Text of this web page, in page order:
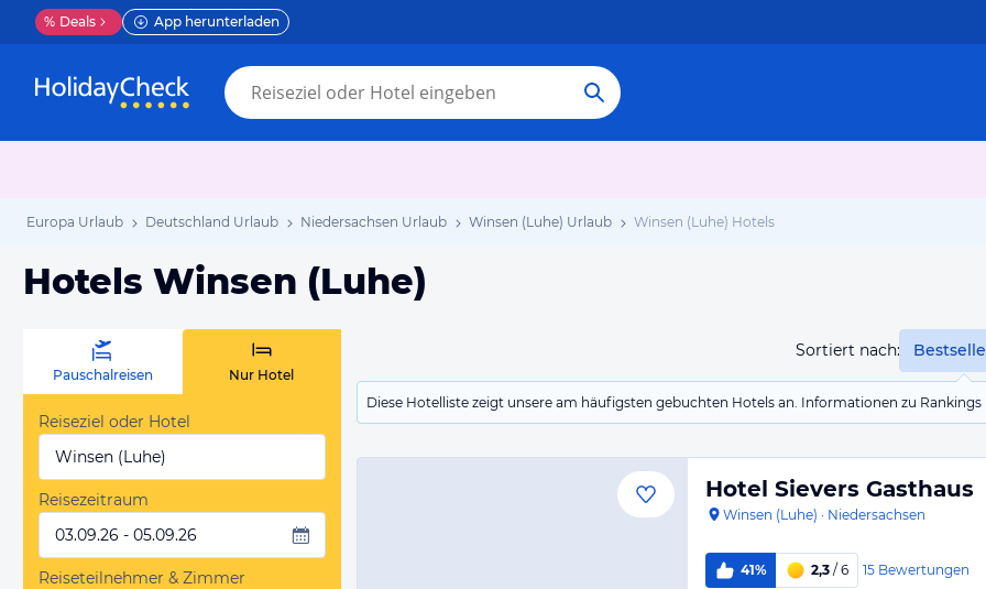
% Deals App herunterladen
Europa Urlaub Deutschland Urlaub Niedersachsen Urlaub Winsen (Luhe) Urlaub Winsen (Luhe) Hotels
Hotels Winsen (Luhe)
Sortiert nach:
Diese Hotelliste zeigt unsere am häufigsten gebuchten Hotels an. Informationen zu
Pauschalreisen Nur Hotel
Reiseziel oder Hotel
Winsen (Luhe)
Reisezeitraum
03.09.26 - 05.09.26
Reiseteilnehmer & Zimmer
Hotel Sievers Gasthaus
Winsen (Luhe) · Niedersachsen
41% 2,3 / 6 15 Bewertungen